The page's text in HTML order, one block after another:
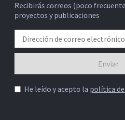
Recibirás correos (poco
proyectos y publicaciones
He leído y acepto la política